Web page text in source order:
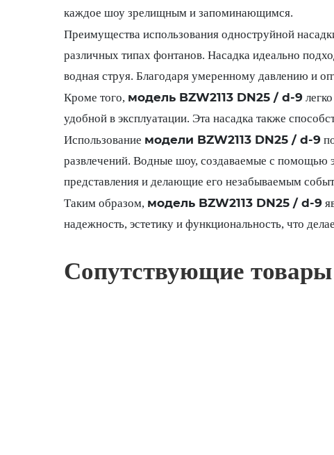
каждое шоу зрелищным и запоминающимся.
Преимущества использования одноструйной
различных типах фонтанов. Насадка идеально
водная струя. Благодаря умеренному давлению и
Кроме того, модель BZW2113 DN25 / d-9
удобной в эксплуатации. Эта насадка также
Использование модели BZW2113 DN25 / d-9
развлечений. Водные шоу, создаваемые с помощью
представления и делающие его незабываемым
Таким образом, модель BZW2113 DN25 / d-9
надежность, эстетику и функциональность, что
Сопутствующие товары